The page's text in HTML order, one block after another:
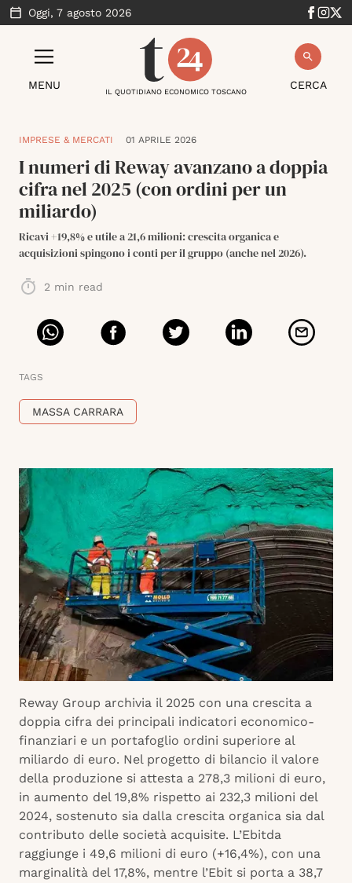
Oggi, 7 agosto 2026
MENU CERCA
IL QUOTIDIANO ECONOMICO TOSCANO
IMPRESE & MERCATI 01 APRILE 2026
I numeri di Reway avanzano a doppia
cifra nel 2025 (con ordini per un
miliardo)
Ricavi +19,8% e utile a 21,6 milioni: crescita organica e
acquisizioni spingono i conti per il gruppo (anche nel 2026).
2 min read
TAGS
MASSA CARRARA
Reway Group archivia il 2025 con una crescita a
doppia cifra dei principali indicatori economico-
finanziari e un portafoglio ordini superiore al
miliardo di euro. Nel progetto di bilancio il valore
della produzione si attesta a 278,3 milioni di euro,
in aumento del 19,8% rispetto ai 232,3 milioni del
2024, sostenuto sia dalla crescita organica sia dal
contributo delle società acquisite. L’Ebitda
raggiunge i 49,6 milioni di euro (+16,4%), con una
marginalità del 17,8%, mentre l’Ebit si porta a 38,7